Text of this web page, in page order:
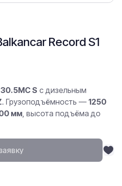
Record S1
S с дизельным
. Грузоподъёмность — 1250
мм, высота подъёма до